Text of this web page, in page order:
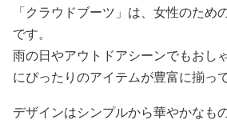
「クラウドブーツ」は、女性のため
です。
雨の日やアウトドアシーンでもおし
にぴったりのアイテムが豊富に揃っ
デザインはシンプルから華やかなも